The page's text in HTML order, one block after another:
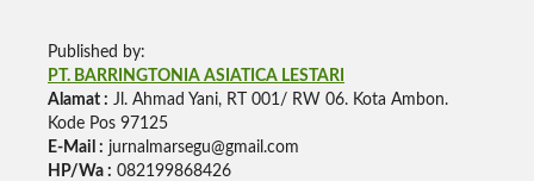
Published by:
PT. BARRINGTONIA ASIATICA LESTARI
Alamat : Jl. Ahmad Yani, RT 001/ RW 06. Kota Ambon.
Kode Pos 97125
E-Mail : jurnalmarsegu@gmail.com
HP/Wa : 082199868426